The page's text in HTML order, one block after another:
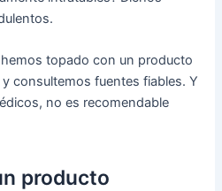
topado con un producto
consultemos fuentes fiables. Y
no es recomendable
producto